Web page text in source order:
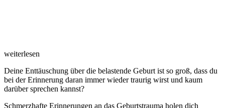
weiterlesen
Deine Enttäuschung über die belastende Geburt ist so groß, dass du
bei der Erinnerung daran immer wieder traurig wirst und kaum
darüber sprechen kannst?
Schmerzhafte Erinnerungen an das Geburtstrauma holen dich